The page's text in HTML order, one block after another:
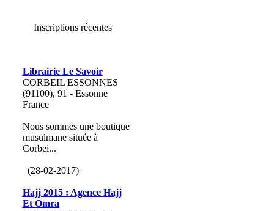
Inscriptions récentes
Librairie Le Savoir
CORBEIL ESSONNES
(91100), 91 - Essonne
France
Nous sommes une boutique
musulmane située à
Corbei...
(28-02-2017)
Hajj 2015 : Agence Hajj
Et Omra